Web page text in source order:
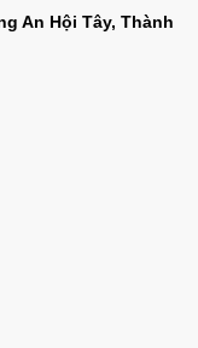
An Hội Tây, Thành